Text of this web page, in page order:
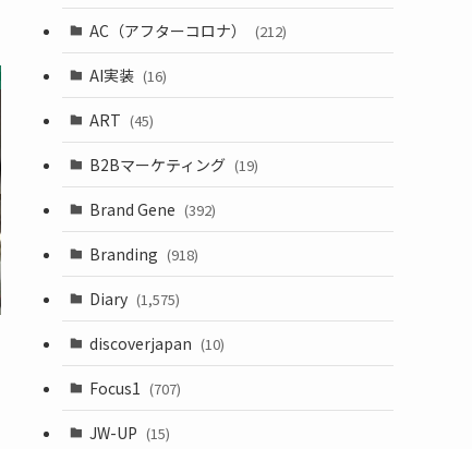
AC（アフターコロナ） (212)
AI実装 (16)
ART (45)
B2Bマーケティング (19)
Brand Gene (392)
Branding (918)
Diary (1,575)
discoverjapan (10)
Focus1 (707)
JW-UP (15)